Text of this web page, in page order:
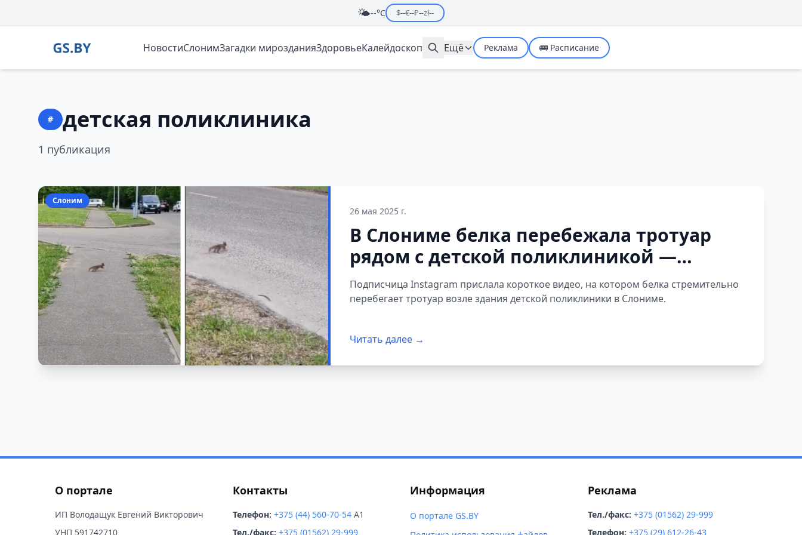
🌤️--°C $--€--₽--zł--
НовостиСлонимЗагадки мирозданияЗдоровьеКалейдоскоп Ещё Реклама 🚌 Расписание
# детская поликлиника
1 публикация
Слоним
26 мая 2025 г.
В Слониме белка перебежала тротуар
рядом с детской поликлиникой —
момент попал на видео
Подписчица Instagram прислала короткое видео, на котором белка стремительно
перебегает тротуар возле здания детской поликлиники в Слониме.
Читать далее →
О портале
ИП Володащук Евгений Викторович
УНП 591742710
Контакты
Телефон: +375 (44) 560-70-54A1
Тел./факс: +375 (01562) 29-999
Информация
О портале GS.BY
Реклама
Тел./факс: +375 (01562) 29-999
Телефон: +375 (29) 612-26-43